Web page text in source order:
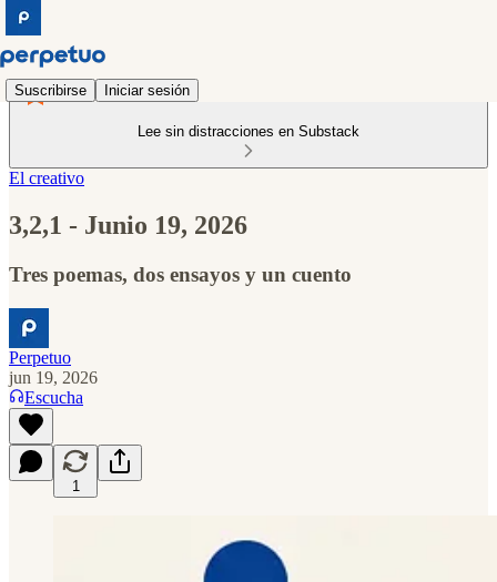
Suscribirse Iniciar sesión
Lee sin distracciones en Substack
El creativo
3,2,1 - Junio 19, 2026
Tres poemas, dos ensayos y un cuento
Perpetuo
jun 19, 2026
Escucha
1